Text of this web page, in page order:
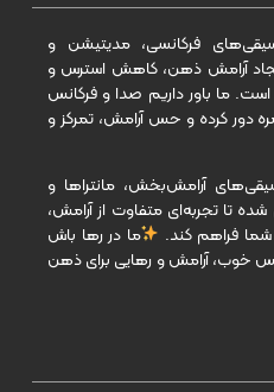
فرکانسی، مدیتیشن و
آرامش ذهن، کاهش استرس و
ما باور داریم صدا و فرکانس
دور کرده و حس آرامش، تمرکز و
آرامش‌بخش، مانتراها و
تا تجربه‌ای متفاوت از آرامش،
فراهم کند.
ما در رها باش
خوب، آرامش و رهایی برای ذهن